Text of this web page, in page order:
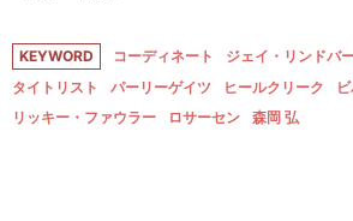
KEYWORD コーディネート ジェイ・リンドバ
タイトリスト
パーリーゲイツ ヒールクリーク
リッキー・ファウラー
ロサーセン 森岡 弘